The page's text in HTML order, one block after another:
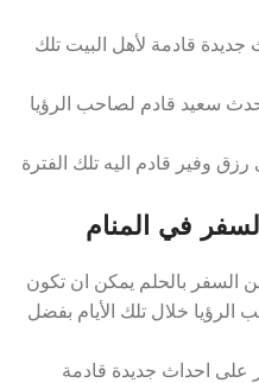
جديدة قادمة لأهل البيت تلك
سعيد قادم لصاحب الرؤيا
وفير قادم اليه تلك الفترة
في المنام
بالحلم يمكن ان تكون
الرؤيا خلال تلك الأيام بفضل
على احداث جديدة قادمة